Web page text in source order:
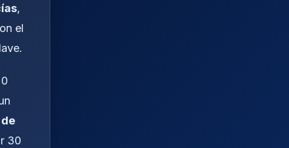
,
el
30